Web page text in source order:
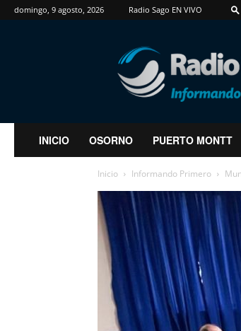
domingo, 9 agosto, 2026 Radio Sago EN VIVO
RadioSago
INICIO OSORNO PUERTO MONTT
Inicio Informando Primero